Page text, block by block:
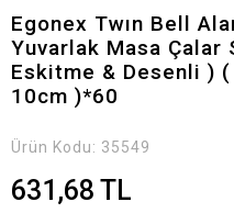
Egonex Twın Bell
Yuvarlak Masa Çalar
Eskitme & Desenli )
10cm )*60
Ürün Kodu: 35549
631,68 TL